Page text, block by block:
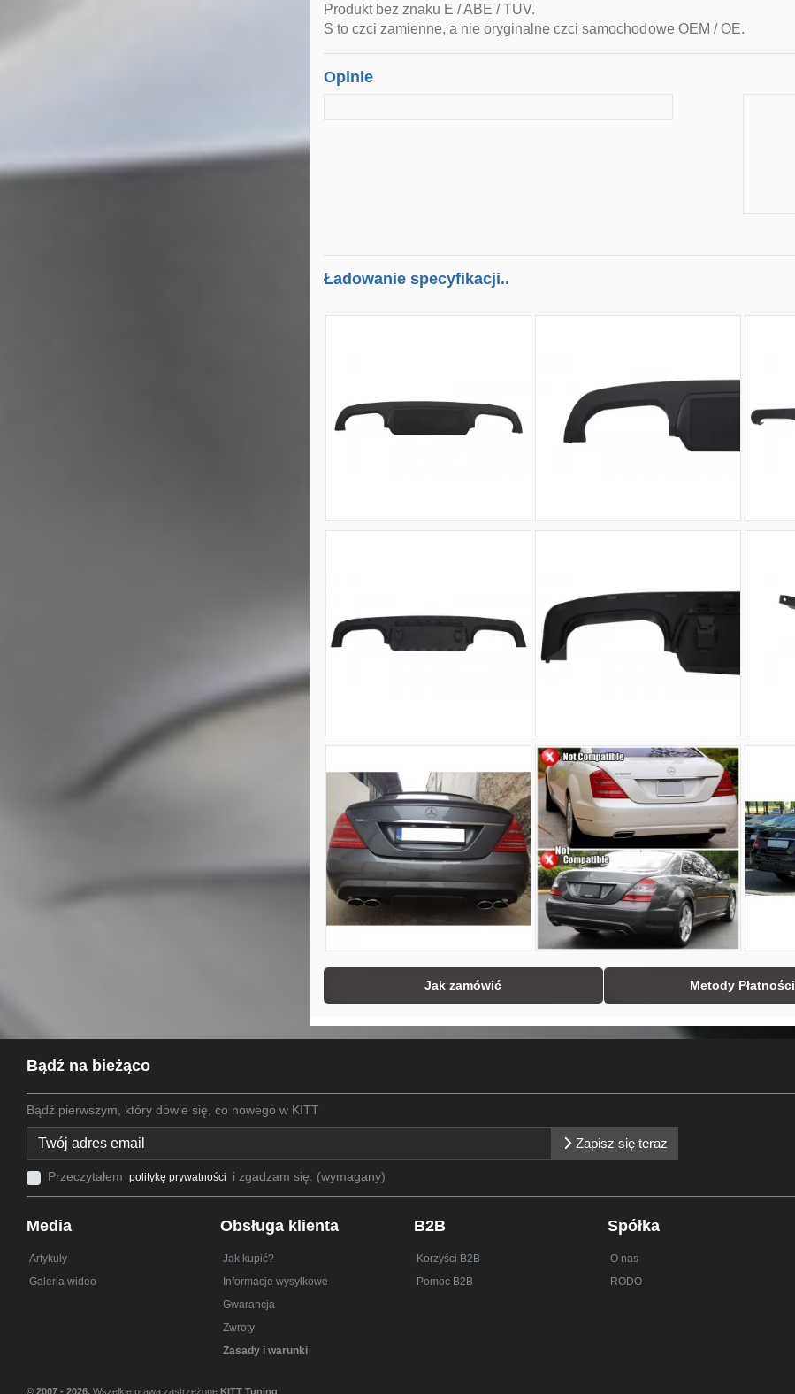
Produkt bez znaku E / ABE / TUV.
S to czci zamienne, a nie oryginalne czci samochodowe OEM / OE.
Opinie
Ładowanie specyfikacji..
Jak zamówić Metody Płatności
Bądź na bieżąco
Bądź pierwszym, który dowie się, co nowego w KITT
Zapisz się teraz
Przeczytałem politykę prywatności i zgadzam się. (wymagany)
Media
Artykuły
Galeria wideo
Obsługa klienta
Jak kupić?
Informacje wysyłkowe
Gwarancja
Zwroty
Zasady i warunki
B2B
Korzyści B2B
Pomoc B2B
Spółka
O nas
RODO
© 2007 - 2026. Wszelkie prawa zastrzeżone KITT Tuning